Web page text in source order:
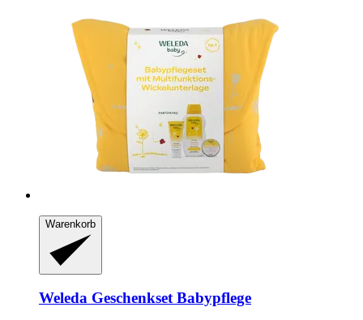
Warenkorb
Weleda Geschenkset Babypflege